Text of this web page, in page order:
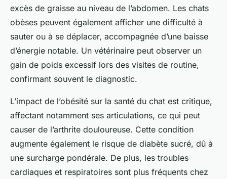
excès de graisse au niveau de l’abdomen. Les chats
obèses peuvent également afficher une difficulté à
sauter ou à se déplacer, accompagnée d’une baisse
d’énergie notable. Un vétérinaire peut observer un
gain de poids excessif lors des visites de routine,
confirmant souvent le diagnostic.
L’impact de l’obésité sur la santé du chat est critique,
affectant notamment ses articulations, ce qui peut
causer de l’arthrite douloureuse. Cette condition
augmente également le risque de diabète sucré, dû à
une surcharge pondérale. De plus, les troubles
cardiaques et respiratoires sont plus fréquents chez